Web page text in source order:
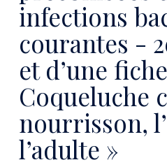
infections
courantes -
et d’une
Coqueluche
nourrisson,
l’adulte »